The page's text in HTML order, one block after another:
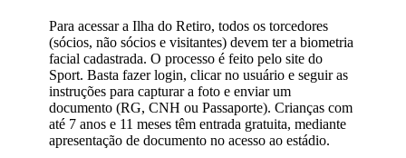
Para acessar a Ilha do Retiro, todos os torcedores
(sócios, não sócios e visitantes) devem ter a biometria
facial cadastrada. O processo é feito pelo site do
Sport. Basta fazer login, clicar no usuário e seguir as
instruções para capturar a foto e enviar um
documento (RG, CNH ou Passaporte). Crianças com
até 7 anos e 11 meses têm entrada gratuita, mediante
apresentação de documento no acesso ao estádio.